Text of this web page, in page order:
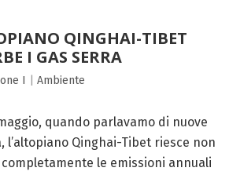
QINGHAI-TIBET
I GAS SERRA
I Ambiente
quando parlavamo di nuove
l’altopiano Qinghai-Tibet riesce non
le emissioni annuali